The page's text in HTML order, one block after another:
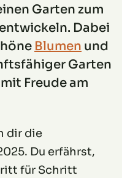
Garten zum
Dabei
Blumen und
Garten
Freude am
dir die
Du erfährst,
für Schritt